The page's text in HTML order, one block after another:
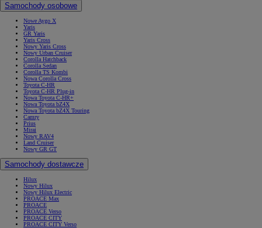
Samochody osobowe
Nowe Aygo X
Yaris
GR Yaris
Yaris Cross
Nowy Yaris Cross
Nowy Urban Cruiser
Corolla Hatchback
Corolla Sedan
Corolla TS Kombi
Nowa Corolla Cross
Toyota C-HR
Toyota C-HR Plug-in
Nowa Toyota C-HR+
Nowa Toyota bZ4X
Nowa Toyota bZ4X Touring
Camry
Prius
Mirai
Nowy RAV4
Land Cruiser
Nowy GR GT
Samochody dostawcze
Hilux
Nowy Hilux
Nowy Hilux Electric
PROACE Max
PROACE
PROACE Verso
PROACE CITY
PROACE CITY Verso